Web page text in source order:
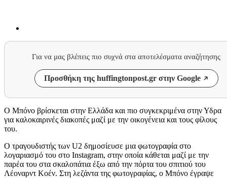
Για να μας βλέπεις πιο συχνά στα αποτελέσματα αναζήτησης
Προσθήκη της huffingtonpost.gr στην Google
Ο Μπόνο βρίσκεται στην Ελλάδα και πιο συγκεκριμένα στην Υδρα
για καλοκαιρινές διακοπές μαζί με την οικογένεια και τους φίλους
του.
Ο τραγουδιστής των U2 δημοσίευσε μια φωτογραφία στο
λογαριασμό του στο Instagram, στην οποία κάθεται μαζί με την
παρέα του στα σκαλοπάτια έξω από την πόρτα του σπιτιού του
Λέοναρντ Κοέν. Στη λεζάντα της φωτογραφίας, ο Μπόνο έγραψε